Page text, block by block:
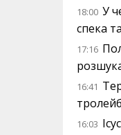
18:00 У
спека
17:16
16:41
16:03